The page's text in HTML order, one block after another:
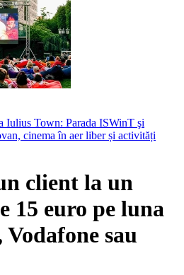
Iulius Town: Parada ISWinT şi
cinema în aer liber și activități
client la un
15 euro pe luna
sau